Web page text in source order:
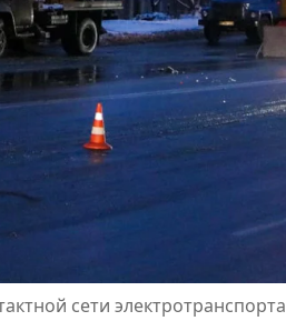
сети электротранспорта